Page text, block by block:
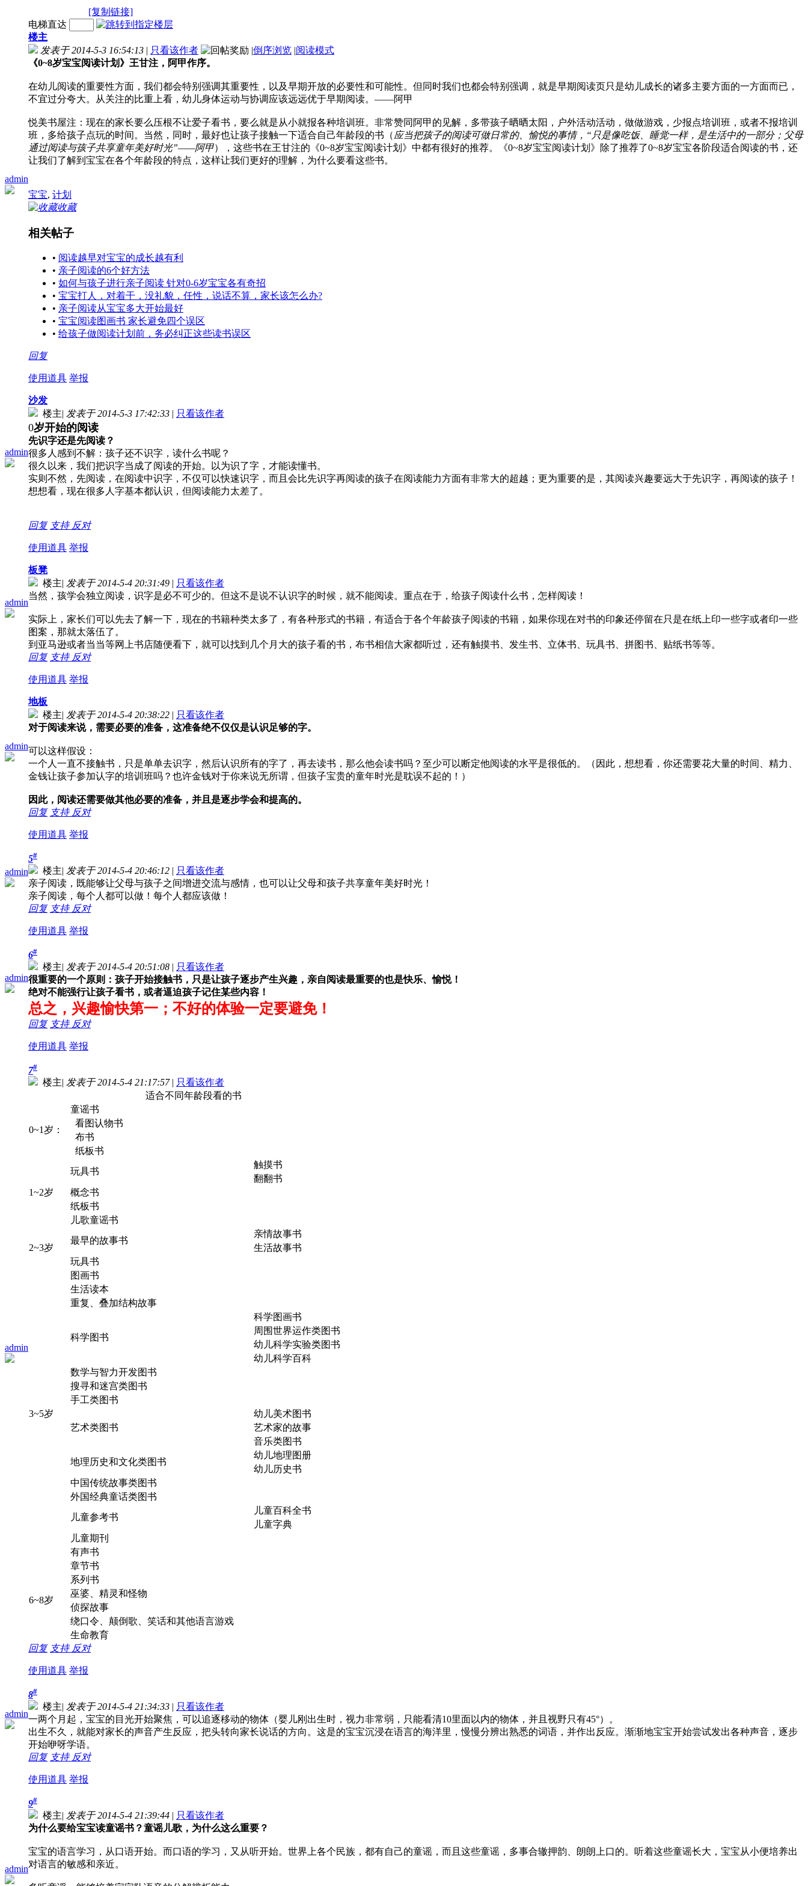
[复制链接]
admin
电梯直达
楼主
发表于 2014-5-3 16:54:13 | 只看该作者 |倒序浏览 |阅读模式
《0~8岁宝宝阅读计划》王甘注，阿甲作序。
在幼儿阅读的重要性方面，我们都会特别强调其重要性，以及早期开放的必要性和可能性。但同时我们也都会特别强调，就是早期阅读页只是幼儿成长的诸多主要方面的一方面而已，
不宜过分夸大。从关注的比重上看，幼儿身体运动与协调应该远远优于早期阅读。——阿甲
悦美书屋注：现在的家长要么压根不让爱子看书，要么就是从小就报各种培训班。非常赞同阿甲的见解，多带孩子晒晒太阳，户外活动活动，做做游戏，少报点培训班，或者不报培训
班，多给孩子点玩的时间。当然，同时，最好也让孩子接触一下适合自己年龄段的书（应当把孩子的阅读可做日常的、愉悦的事情，“只是像吃饭、睡觉一样，是生活中的一部分；父母
通过阅读与孩子共享童年美好时光”——阿甲），这些书在王甘注的《0~8岁宝宝阅读计划》中都有很好的推荐。《0~8岁宝宝阅读计划》除了推荐了0~8岁宝宝各阶段适合阅读的书，还
让我们了解到宝宝在各个年龄段的特点，这样让我们更好的理解，为什么要看这些书。
宝宝, 计划
收藏
相关帖子
• 阅读越早对宝宝的成长越有利
• 亲子阅读的6个好方法
• 如何与孩子进行亲子阅读 针对0-6岁宝宝各有奇招
• 宝宝打人，对着干，没礼貌，任性，说话不算，家长该怎么办?
• 亲子阅读从宝宝多大开始最好
• 宝宝阅读图画书 家长避免四个误区
• 给孩子做阅读计划前，务必纠正这些读书误区
回复
使用道具 举报
admin
沙发
楼主| 发表于 2014-5-3 17:42:33 | 只看该作者
0岁开始的阅读
先识字还是先阅读？
很多人感到不解：孩子还不识字，读什么书呢？
很久以来，我们把识字当成了阅读的开始。以为识了字，才能读懂书。
实则不然，先阅读，在阅读中识字，不仅可以快速识字，而且会比先识字再阅读的孩子在阅读能力方面有非常大的超越；更为重要的是，其阅读兴趣要远大于先识字，再阅读的孩子！
想想看，现在很多人字基本都认识，但阅读能力太差了。
回复 支持 反对
使用道具 举报
admin
板凳
楼主| 发表于 2014-5-4 20:31:49 | 只看该作者
当然，孩学会独立阅读，识字是必不可少的。但这不是说不认识字的时候，就不能阅读。重点在于，给孩子阅读什么书，怎样阅读！
实际上，家长们可以先去了解一下，现在的书籍种类太多了，有各种形式的书籍，有适合于各个年龄孩子阅读的书籍，如果你现在对书的印象还停留在只是在纸上印一些字或者印一些
图案，那就太落伍了。
到亚马逊或者当当等网上书店随便看下，就可以找到几个月大的孩子看的书，布书相信大家都听过，还有触摸书、发生书、立体书、玩具书、拼图书、贴纸书等等。
回复 支持 反对
使用道具 举报
admin
地板
楼主| 发表于 2014-5-4 20:38:22 | 只看该作者
对于阅读来说，需要必要的准备，这准备绝不仅仅是认识足够的字。
可以这样假设：
一个人一直不接触书，只是单单去识字，然后认识所有的字了，再去读书，那么他会读书吗？至少可以断定他阅读的水平是很低的。（因此，想想看，你还需要花大量的时间、精力、
金钱让孩子参加认字的培训班吗？也许金钱对于你来说无所谓，但孩子宝贵的童年时光是耽误不起的！）
因此，阅读还需要做其他必要的准备，并且是逐步学会和提高的。
回复 支持 反对
使用道具 举报
admin
5#
楼主| 发表于 2014-5-4 20:46:12 | 只看该作者
亲子阅读，既能够让父母与孩子之间增进交流与感情，也可以让父母和孩子共享童年美好时光！
亲子阅读，每个人都可以做！每个人都应该做！
回复 支持 反对
使用道具 举报
admin
6#
楼主| 发表于 2014-5-4 20:51:08 | 只看该作者
很重要的一个原则：孩子开始接触书，只是让孩子逐步产生兴趣，亲自阅读最重要的也是快乐、愉悦！
绝对不能强行让孩子看书，或者逼迫孩子记住某些内容！
总之，兴趣愉快第一；不好的体验一定要避免！
回复 支持 反对
使用道具 举报
admin
7#
楼主| 发表于 2014-5-4 21:17:57 | 只看该作者
适合不同年龄段看的书
0~1岁：
童谣书
看图认物书
布书
纸板书
1~2岁
玩具书
触摸书
翻翻书
概念书
纸板书
儿歌童谣书
2~3岁
最早的故事书
亲情故事书
生活故事书
玩具书
3~5岁
图画书
生活读本
重复、叠加结构故事
科学图书
科学图画书
周围世界运作类图书
幼儿科学实验类图书
幼儿科学百科
数学与智力开发图书
搜寻和迷宫类图书
手工类图书
艺术类图书
幼儿美术图书
艺术家的故事
音乐类图书
地理历史和文化类图书
幼儿地理图册
幼儿历史书
中国传统故事类图书
外国经典童话类图书
儿童参考书
儿童百科全书
儿童字典
儿童期刊
有声书
6~8岁
章节书
系列书
巫婆、精灵和怪物
侦探故事
绕口令、颠倒歌、笑话和其他语言游戏
生命教育
回复 支持 反对
使用道具 举报
admin
8#
楼主| 发表于 2014-5-4 21:34:33 | 只看该作者
一两个月起，宝宝的目光开始聚焦，可以追逐移动的物体（婴儿刚出生时，视力非常弱，只能看清10里面以内的物体，并且视野只有45°）。
出生不久，就能对家长的声音产生反应，把头转向家长说话的方向。这是的宝宝沉浸在语言的海洋里，慢慢分辨出熟悉的词语，并作出反应。渐渐地宝宝开始尝试发出各种声音，逐步
开始咿呀学语。
回复 支持 反对
使用道具 举报
admin
9#
楼主| 发表于 2014-5-4 21:39:44 | 只看该作者
为什么要给宝宝读童谣书？童谣儿歌，为什么这么重要？
宝宝的语言学习，从口语开始。而口语的学习，又从听开始。世界上各个民族，都有自己的童谣，而且这些童谣，多事合辙押韵、朗朗上口的。听着这些童谣长大，宝宝从小便培养出
对语言的敏感和亲近。